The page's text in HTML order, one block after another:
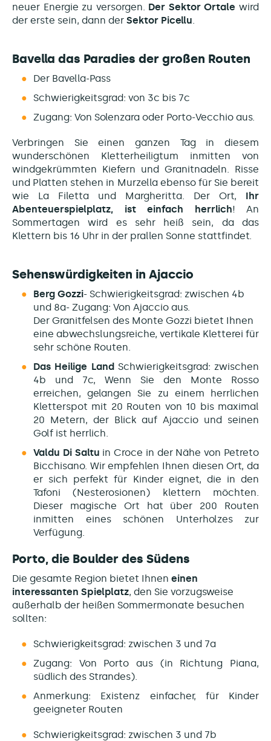
neuer Energie zu versorgen. Der Sektor Ortale wird
der erste sein, dann der Sektor Picellu
Bavella das Paradies der großen Routen
Der Bavella-Pass
Schwierigkeitsgrad: von 3c bis 7c
Zugang: Von Solenzara oder Porto-Vecchio aus.
Verbringen Sie einen ganzen Tag in diesem
wunderschönen Kletterheiligtum inmitten von
windgekrümmten Kiefern und Granitnadeln. Risse
und Platten stehen in Murzella ebenso für Sie bereit
wie La Filetta und Margheritta. Der Ort, Ihr
Abenteuerspielplatz, ist einfach herrlich! An
Sommertagen wird es sehr heiß sein, da das
Klettern bis 16 Uhr in der prallen Sonne stattfindet.
Sehenswürdigkeiten in Ajaccio
Berg Gozzi- Schwierigkeitsgrad: zwischen 4b
und 8a- Zugang: Von Ajaccio aus.
Der Granitfelsen des Monte Gozzi bietet Ihnen
eine abwechslungsreiche, vertikale Kletterei für
sehr schöne Routen.
Das Heilige Land Schwierigkeitsgrad: zwischen
4b und 7c, Wenn Sie den Monte Rosso
erreichen, gelangen Sie zu einem herrlichen
Kletterspot mit 20 Routen von 10 bis maximal
20 Metern, der Blick auf Ajaccio und seinen
Golf ist herrlich.
Valdu Di Saltu in Croce in der Nähe von Petreto
Bicchisano. Wir empfehlen Ihnen diesen Ort, da
er sich perfekt für Kinder eignet, die in den
Tafoni (Nesterosionen) klettern möchten.
Dieser magische Ort hat über 200 Routen
inmitten eines schönen Unterholzes zur
Verfügung.
Porto, die Boulder des Südens
Die gesamte Region bietet Ihnen einen
interessanten Spielplatz, den Sie vorzugsweise
außerhalb der heißen Sommermonate besuchen
sollten:
Schwierigkeitsgrad: zwischen 3 und 7a
Zugang: Von Porto aus (in Richtung Piana,
südlich des Strandes).
Anmerkung: Existenz einfacher, für Kinder
geeigneter Routen
Schwierigkeitsgrad: zwischen 3 und 7b